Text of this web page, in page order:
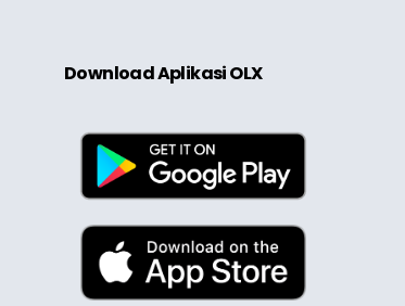
Download Aplikasi OLX